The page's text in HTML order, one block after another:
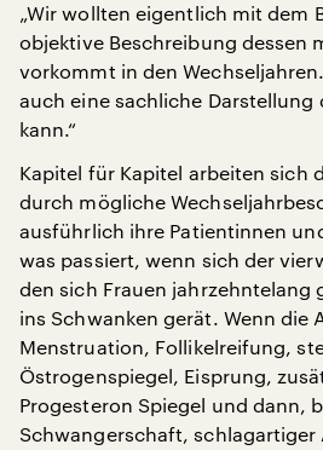
„Wir wollten eigentlich mit dem
objektive Beschreibung dessen
vorkommt in den
auch eine sachliche Darstellung
kann.“
Kapitel für Kapitel arbeiten sich
durch mögliche
ausführlich ihre Patientinnen
was passiert, wenn sich der
den sich Frauen jahrzehntelang
ins Schwanken gerät. Wenn die
Menstruation, Follikelreifung,
Östrogenspiegel, Eisprung,
Progesteron Spiegel und dann,
Schwangerschaft, schlagartiger